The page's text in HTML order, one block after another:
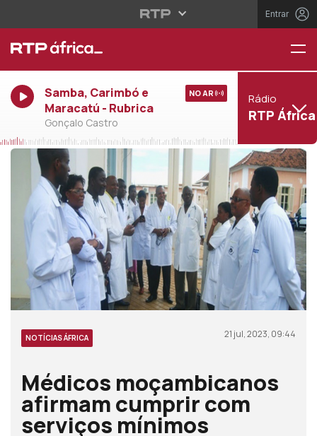
Entrar
Samba, Carimbó e
Maracatú - Rubrica
Gonçalo Castro
NO AR Rádio
RTP África
NOTÍCIAS ÁFRICA 21 jul, 2023, 09:44
Médicos moçambicanos
afirmam cumprir com
serviços mínimos